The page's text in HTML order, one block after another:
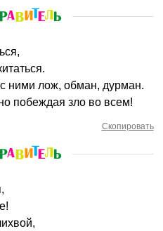
ними лож, обман, дурман.
побеждая зло во всем!
Скопировать